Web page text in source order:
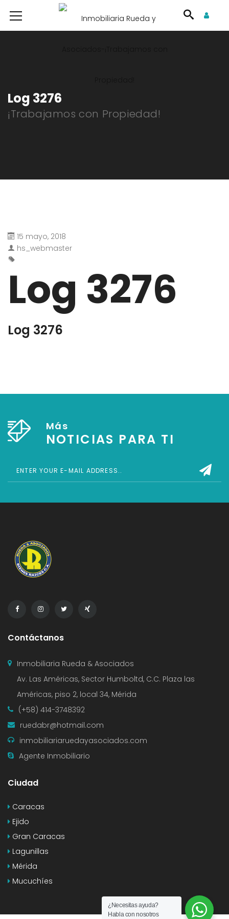
Log 3276
¡Trabajamos con Propiedad!
15 mayo, 2018
hs_webmaster
Log 3276
Log 3276
Más
NOTICIAS PARA TI
Contáctanos
Inmobiliaria Rueda & Asociados
Av. Las Américas, Sector Humboltd, C.C. Plaza las
Américas, piso 2, local 34, Mérida
(+58) 414-3748392
ruedabr@hotmail.com
inmobiliariaruedayasociados.com
Agente Inmobiliario
Ciudad
Caracas
Ejido
Gran Caracas
Lagunillas
Mérida
Mucuchíes
¿Necesitas ayuda?
Habla con nosotros